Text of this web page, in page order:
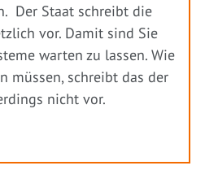
Der Staat schreibt die
vor. Damit sind Sie
warten zu lassen. Wie
müssen, schreibt das der
nicht vor.